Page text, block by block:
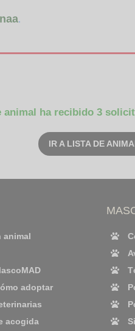
.
animal ha recibido 3
IR A LISTA DE
animal
adoptar
acogida